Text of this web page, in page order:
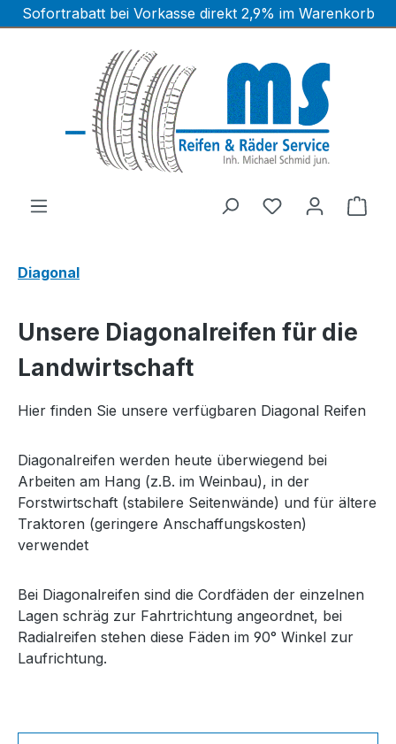
Zum Hauptinhalt springen
Sofortrabatt bei Vorkasse direkt 2,9% im Warenkorb
Diagonal
Unsere Diagonalreifen für die
Landwirtschaft
Hier finden Sie unsere verfügbaren Diagonal Reifen
Diagonalreifen werden heute überwiegend bei
Arbeiten am Hang (z.B. im Weinbau), in der
Forstwirtschaft (stabilere Seitenwände) und für ältere
Traktoren (geringere Anschaffungskosten)
verwendet
Bei Diagonalreifen sind die Cordfäden der einzelnen
Lagen schräg zur Fahrtrichtung angeordnet, bei
Radialreifen stehen diese Fäden im 90° Winkel zur
Laufrichtung.